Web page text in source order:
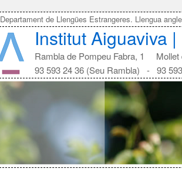
Departament de Llengües Estrangeres. Llengua
Institut Aiguaviva
Rambla de Pompeu Fabra, 1 Mollet
93 593 24 36 (Seu Rambla) - 93